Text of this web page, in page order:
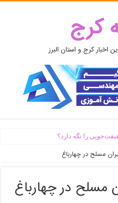
کرج
اخبار کرج و استان البرز
را نگه دارد؟
مسلح در چهارباغ
مسلح در چهارباغ